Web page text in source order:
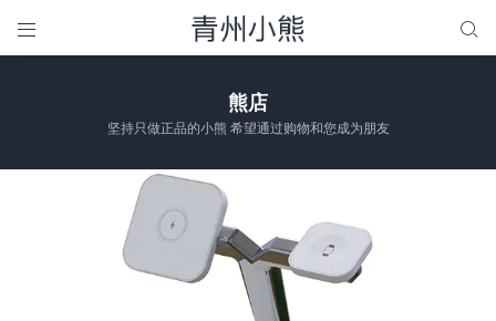
 
熊店
坚持只做正品的小熊 希望通过购物和您成为朋友